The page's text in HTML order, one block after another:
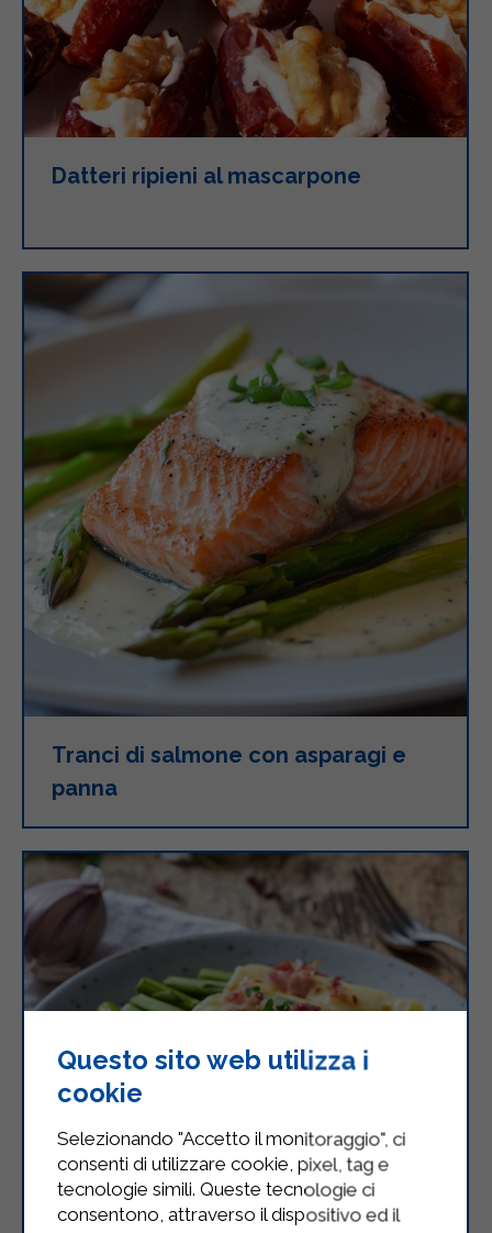
Datteri ripieni al mascarpone
Tranci di salmone con asparagi e
panna
Questo sito web utilizza i
cookie
Selezionando "Accetto il monitoraggio", ci
consenti di utilizzare cookie, pixel, tag e
tecnologie simili. Queste tecnologie ci
consentono, attraverso il dispositivo ed il